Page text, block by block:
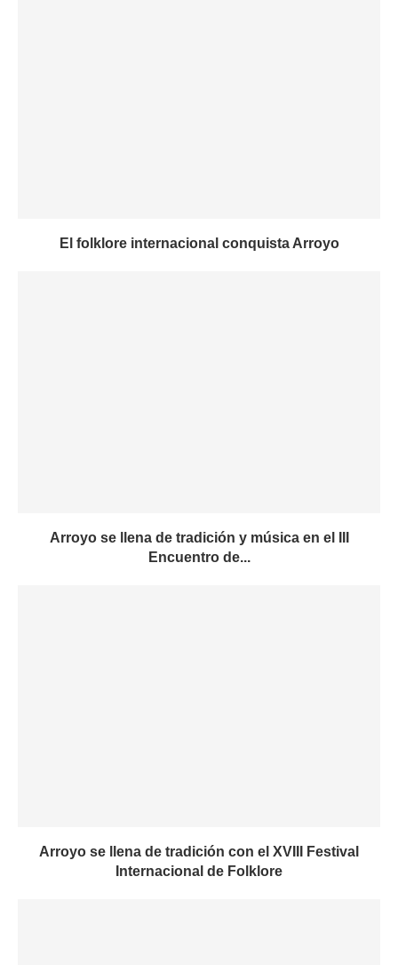
El folklore internacional conquista Arroyo
Arroyo se llena de tradición y música en el III
Encuentro de...
Arroyo se llena de tradición con el XVIII Festival
Internacional de Folklore